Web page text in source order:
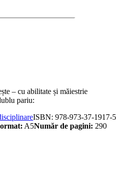
– cu abilitate și măiestrie
pariu:
ISBN:978-973-37-1917-5
A5Număr de pagini: 290